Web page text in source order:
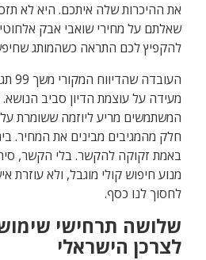
את ההיכרות שלה איתכם. היא לא
שאלתם על מחירי שואבי אבק
להקפיץ לכם התראה כשהמותג
מעידה על עוצמת הדיון סביב
המשתמשים מריע ליוזמה ששומרת
חלק מהמגיבים מבינים את המחיר.
באמת זקוקה להקשר. בלי הקשר,
מנוע חיפוש קולי מוגבל, ולא עוזרת
לחסוך לנו כסף.
לצרכן הישראלי